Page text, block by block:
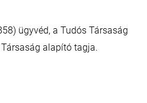
ügyvéd, a Tudós Társaság
alapító tagja.